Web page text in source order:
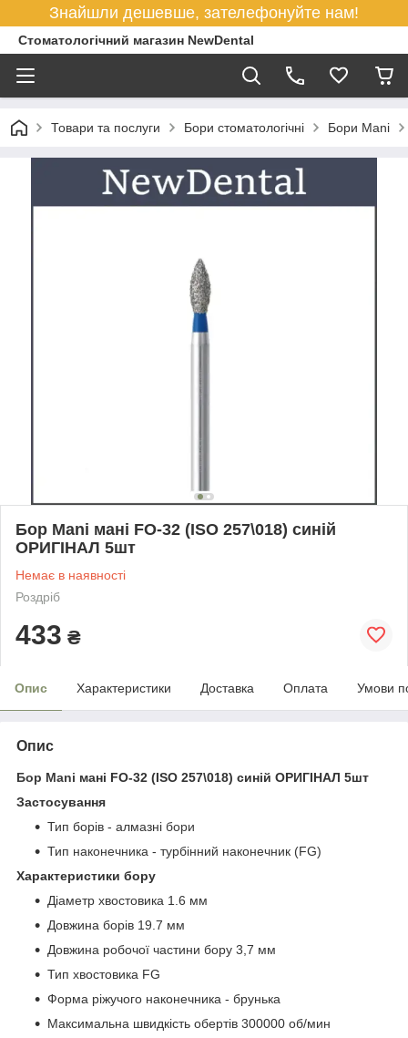
Знайшли дешевше, зателефонуйте нам!
Стоматологічний магазин NewDental
Товари та послуги Бори стоматологічні Бори Mani
Бор Mani мані FO-32 (ISO 257\018) синій
ОРИГІНАЛ 5шт
Немає в наявності
Роздріб
433 ₴
Опис Характеристики Доставка Оплата Умови
Опис
Бор Mani мані FO-32 (ISO 257\018) синій ОРИГІНАЛ 5шт
Застосування
Тип борів - алмазні бори
Тип наконечника - турбінний наконечник (FG)
Характеристики бору
Діаметр хвостовика 1.6 мм
Довжина борів 19.7 мм
Довжина робочої частини бору 3,7 мм
Тип хвостовика FG
Форма ріжучого наконечника - брунька
Максимальна швидкість обертів 300000 об/мин